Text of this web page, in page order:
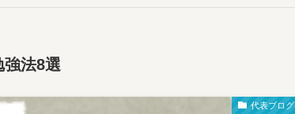
強法8選
代表ブログ